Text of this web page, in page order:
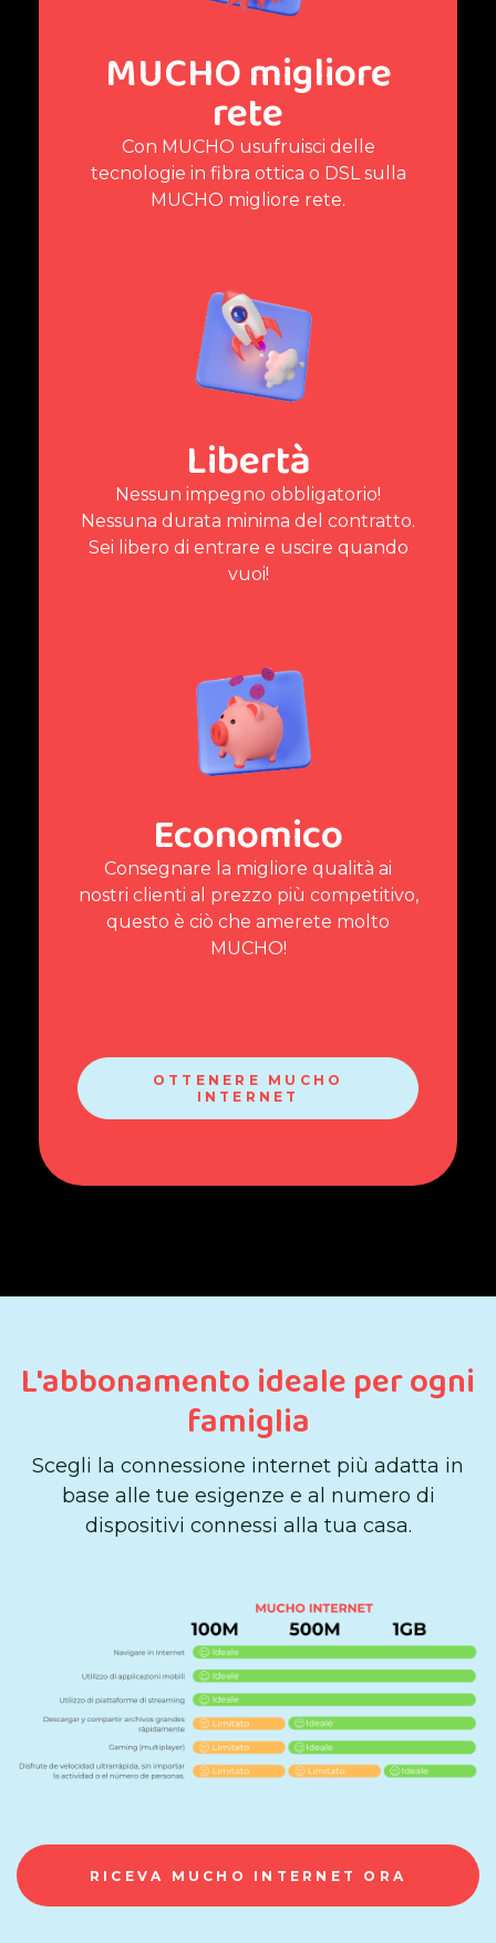
MUCHO migliore
rete
Con MUCHO usufruisci delle
tecnologie in fibra ottica o DSL sulla
MUCHO migliore rete.
Libertà
Nessun impegno obbligatorio!
Nessuna durata minima del contratto.
Sei libero di entrare e uscire quando
vuoi!
Economico
Consegnare la migliore qualità ai
nostri clienti al prezzo più competitivo,
questo è ciò che amerete molto
MUCHO!
OTTENERE MUCHO
INTERNET
L'abbonamento ideale per ogni
famiglia
Scegli la connessione internet più adatta in
base alle tue esigenze e al numero di
dispositivi connessi alla tua casa.
RICEVA MUCHO INTERNET ORA